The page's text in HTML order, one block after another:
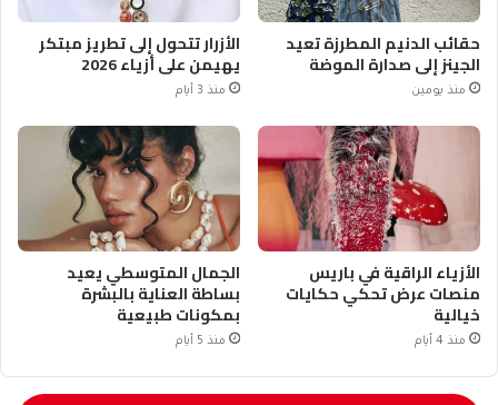
حقائب الدنيم المطرزة تعيد
الجينز إلى صدارة الموضة
منذ يومين
الأزرار تتحول إلى تطريز مبتكر
يهيمن على أزياء 2026
منذ 3 أيام
الأزياء الراقية في باريس
منصات عرض تحكي حكايات
خيالية
منذ 4 أيام
الجمال المتوسطي يعيد
بساطة العناية بالبشرة
بمكونات طبيعية
منذ 5 أيام